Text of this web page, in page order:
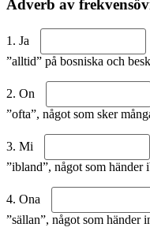
Adverb av
1. Ja
”alltid” på bosniska och
2. On
”ofta”, något som sker
3. Mi
”ibland”, något som händer
4. Ona
”sällan”, något som händer